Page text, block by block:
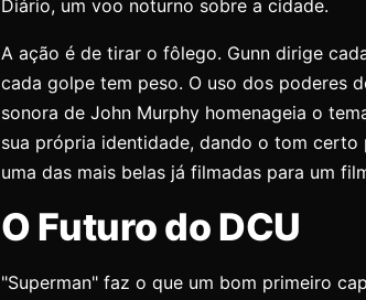
Diário, um voo noturno sobre a cidade.
A ação é de tirar o fôlego. Gunn dirige
cada golpe tem peso. O uso dos poderes
sonora de John Murphy homenageia o
sua própria identidade, dando o tom
uma das mais belas já filmadas para um
O Futuro do DCU
"Superman" faz o que um bom primeiro